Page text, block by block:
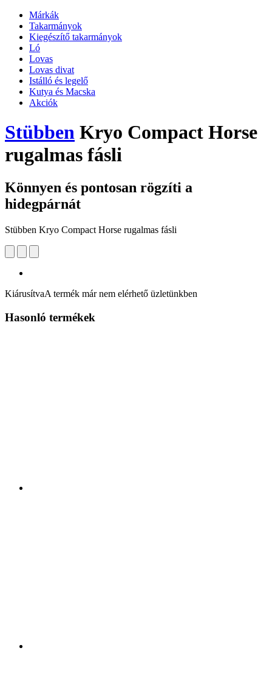
Márkák
Takarmányok
Kiegészítő takarmányok
Ló
Lovas
Lovas divat
Istálló és legelő
Kutya és Macska
Akciók
Stübben Kryo Compact Horse
rugalmas fásli
Könnyen és pontosan rögzíti a
hidegpárnát
Stübben Kryo Compact Horse rugalmas fásli
KiárusítvaA termék már nem elérhető üzletünkben
Hasonló termékek